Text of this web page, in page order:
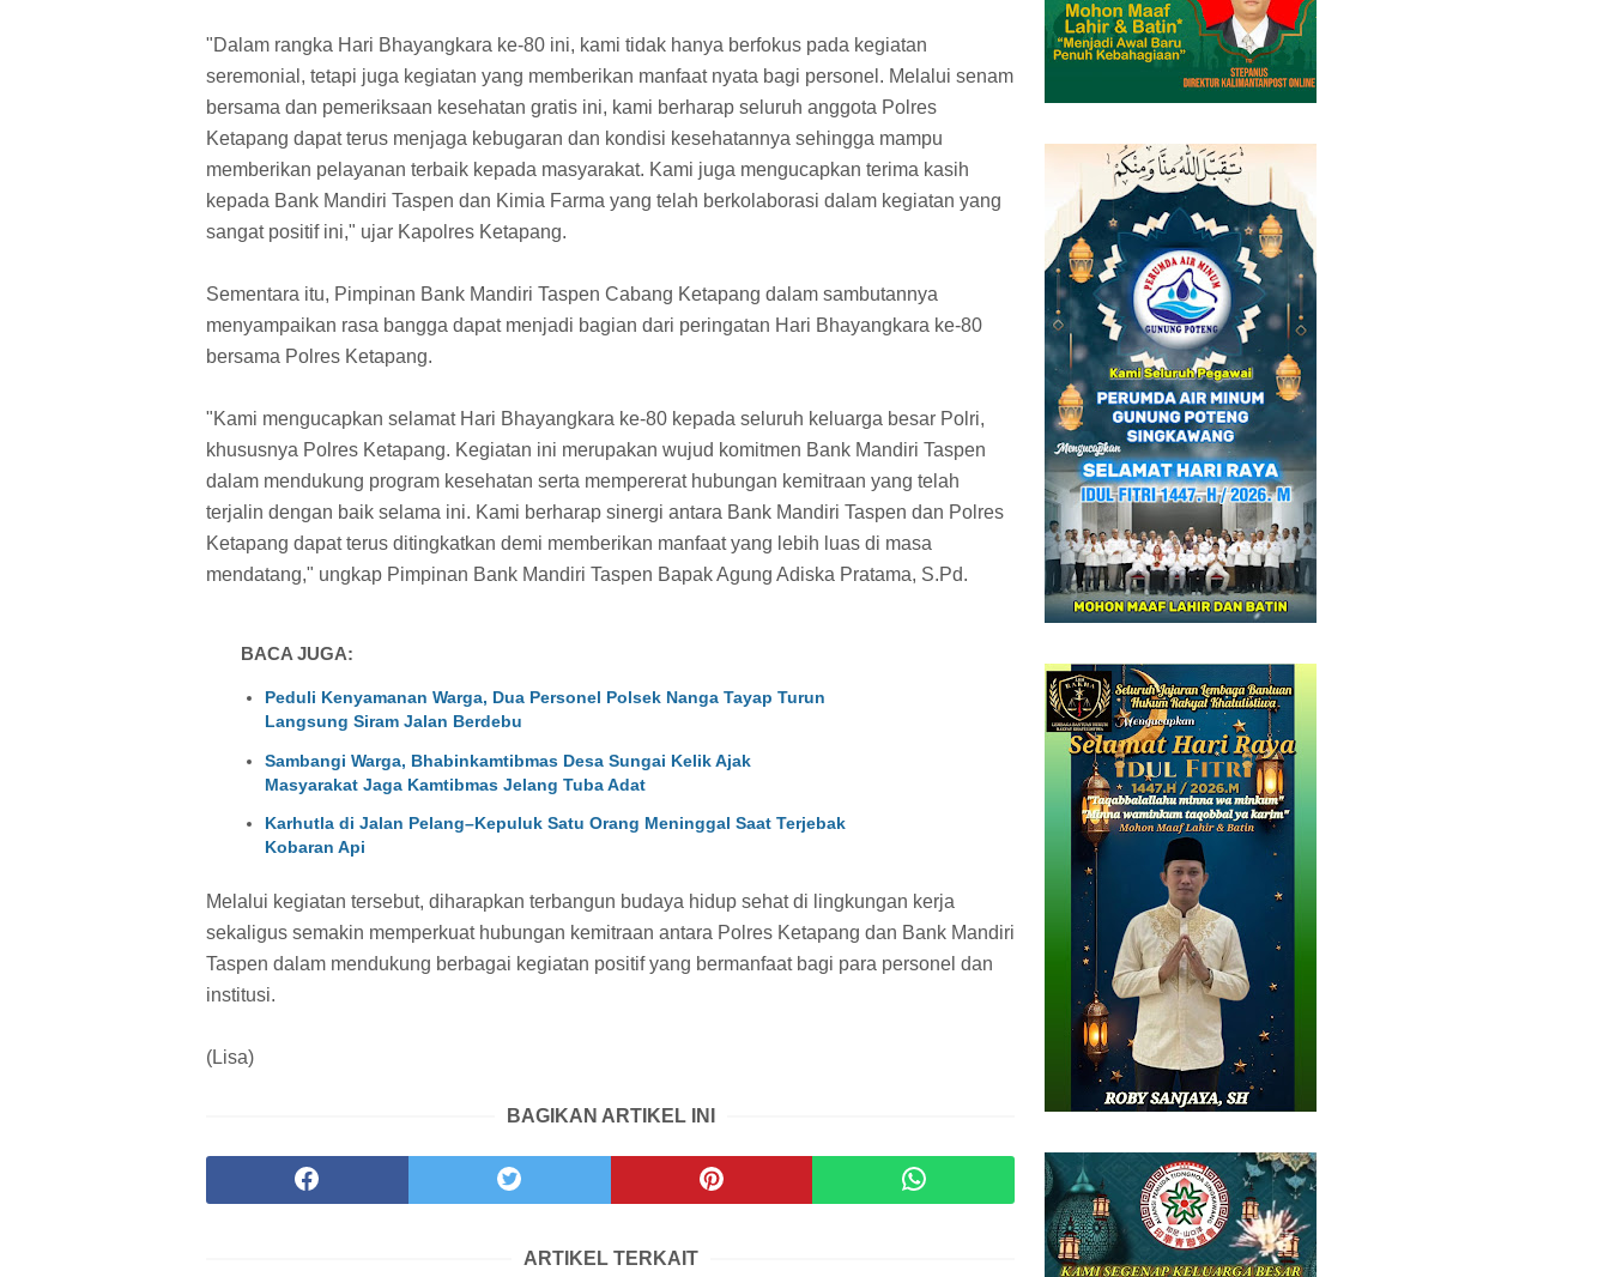
"Dalam rangka Hari Bhayangkara ke-80 ini, kami tidak hanya berfokus pada kegiatan
seremonial, tetapi juga kegiatan yang memberikan manfaat nyata bagi personel. Melalui senam
bersama dan pemeriksaan kesehatan gratis ini, kami berharap seluruh anggota Polres
Ketapang dapat terus menjaga kebugaran dan kondisi kesehatannya sehingga mampu
memberikan pelayanan terbaik kepada masyarakat. Kami juga mengucapkan terima kasih
kepada Bank Mandiri Taspen dan Kimia Farma yang telah berkolaborasi dalam kegiatan yang
sangat positif ini," ujar Kapolres Ketapang.
Sementara itu, Pimpinan Bank Mandiri Taspen Cabang Ketapang dalam sambutannya
menyampaikan rasa bangga dapat menjadi bagian dari peringatan Hari Bhayangkara ke-80
bersama Polres Ketapang.
"Kami mengucapkan selamat Hari Bhayangkara ke-80 kepada seluruh keluarga besar Polri,
khususnya Polres Ketapang. Kegiatan ini merupakan wujud komitmen Bank Mandiri Taspen
dalam mendukung program kesehatan serta mempererat hubungan kemitraan yang telah
terjalin dengan baik selama ini. Kami berharap sinergi antara Bank Mandiri Taspen dan Polres
Ketapang dapat terus ditingkatkan demi memberikan manfaat yang lebih luas di masa
mendatang," ungkap Pimpinan Bank Mandiri Taspen Bapak Agung Adiska Pratama, S.Pd.
BACA JUGA:
Peduli Kenyamanan Warga, Dua Personel Polsek Nanga Tayap Turun
Langsung Siram Jalan Berdebu
Sambangi Warga, Bhabinkamtibmas Desa Sungai Kelik Ajak
Masyarakat Jaga Kamtibmas Jelang Tuba Adat
Karhutla di Jalan Pelang–Kepuluk Satu Orang Meninggal Saat Terjebak
Kobaran Api
Melalui kegiatan tersebut, diharapkan terbangun budaya hidup sehat di lingkungan kerja
sekaligus semakin memperkuat hubungan kemitraan antara Polres Ketapang dan Bank Mandiri
Taspen dalam mendukung berbagai kegiatan positif yang bermanfaat bagi para personel dan
institusi.
(Lisa)
BAGIKAN ARTIKEL INI
ARTIKEL TERKAIT